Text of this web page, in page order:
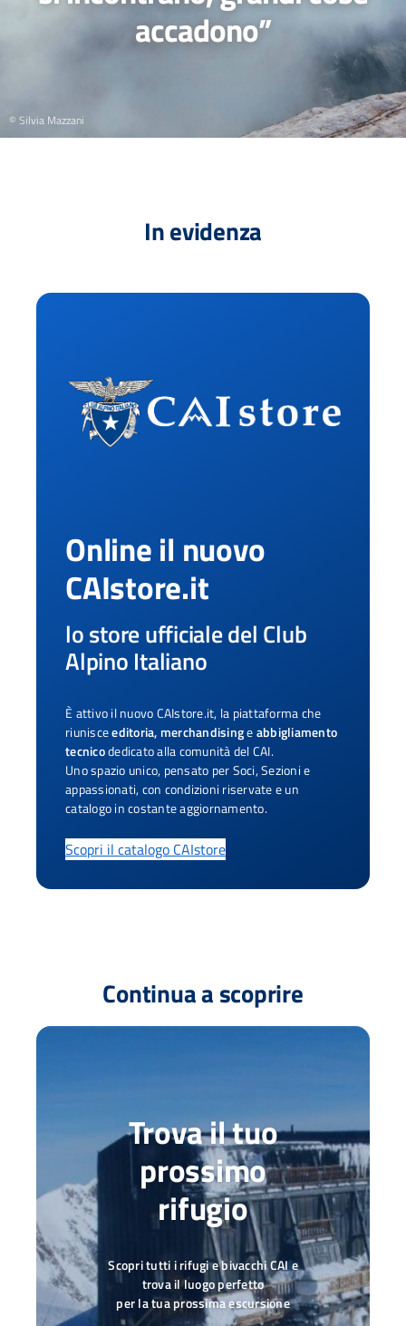
accadono”
© Silvia Mazzani
In evidenza
Online il nuovo
CAIstore.it
lo store ufficiale del Club
Alpino Italiano
È attivo il nuovo CAIstore.it, la piattaforma che
riunisceeditoria, merchandisingeabbigliamento
tecnicodedicato alla comunità del CAI.
Uno spazio unico, pensato per Soci, Sezioni e
appassionati, con condizioni riservate e un
catalogo in costante aggiornamento.
Scopri il catalogo CAIstore
Continua a scoprire
Trova il tuo
prossimo
rifugio
Scopri tutti i rifugi e bivacchi CAI e
trova il luogo perfetto
per la tua prossima escursione